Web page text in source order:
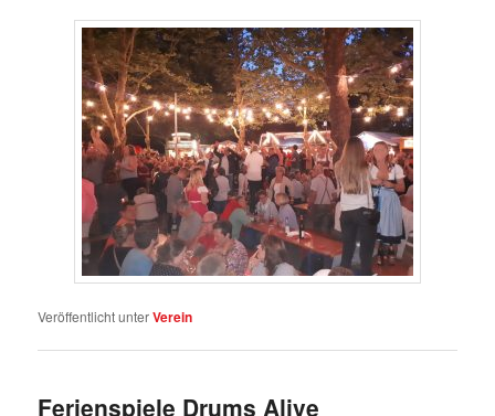
Veröffentlicht unterVerein
Ferienspiele Drums Alive